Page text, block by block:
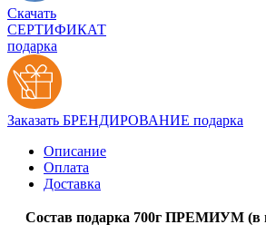
Скачать
СЕРТИФИКАТ
подарка
Заказать БРЕНДИРОВАНИЕ подарка
Описание
Оплата
Доставка
Состав подарка 700г ПРЕМИУМ (в